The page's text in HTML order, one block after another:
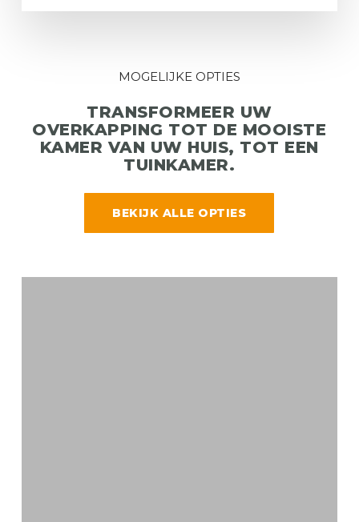
MOGELIJKE OPTIES
TRANSFORMEER UW
OVERKAPPING TOT DE MOOISTE
KAMER VAN UW HUIS, TOT EEN
TUINKAMER.
BEKIJK ALLE OPTIES